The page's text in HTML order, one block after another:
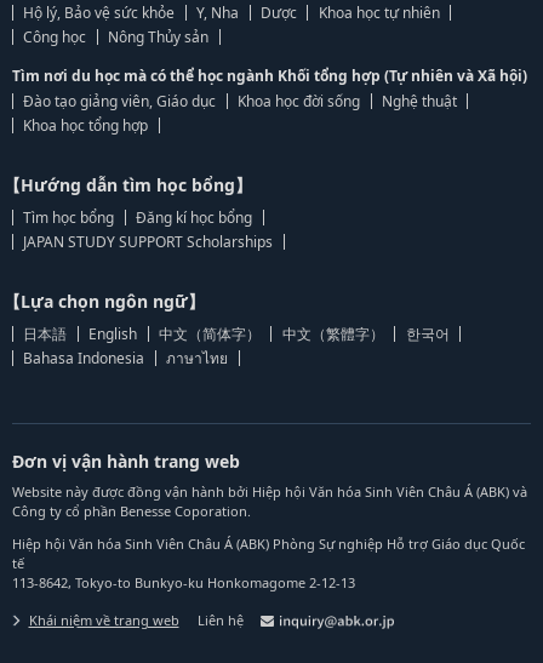
Hộ lý, Bảo vệ sức khỏe
Y, Nha Dược
Khoa học tự nhiên
Công học
Nông Thủy sản
Tìm nơi du học mà có thể học ngành Khối tổng hợp (Tự nhiên và Xã hội)
Đào tạo giảng viên, Giáo dục
Khoa học đời sống
Nghệ thuật
Khoa học tổng hợp
【Hướng dẫn tìm học bổng】
Tìm học bổng
Đăng kí học bổng
JAPAN STUDY SUPPORT Scholarships
【Lựa chọn ngôn ngữ】
日本語 English 中文（简体字） 中文（繁體字）
한국어
Bahasa Indonesia
ภาษาไทย
Đơn vị vận hành trang web
Website này được đồng vận hành bởi Hiệp hội Văn hóa Sinh Viên Châu Á (ABK) và
Công ty cổ phần Benesse Coporation.
Hiệp hội Văn hóa Sinh Viên Châu Á (ABK) Phòng Sự nghiệp Hỗ trợ Giáo dục Quốc
tế
113-8642, Tokyo-to Bunkyo-ku Honkomagome 2-12-13
Khái niệm về trang web Liên hệ